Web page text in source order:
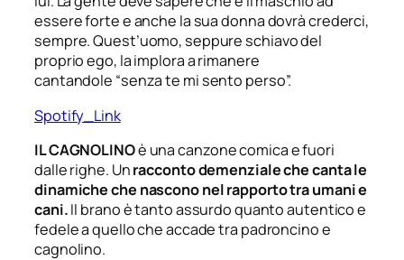
essere forte e anche la sua donna dovrà crederci,
sempre. Quest’uomo, seppure schiavo del
proprio ego, la implora a rimanere
cantandole “senza te mi sento perso”.
Spotify_Link
IL CAGNOLINOè una canzone comica e fuori
dalle righe. Unracconto demenziale che canta le
dinamiche che nascono nel rapporto tra umani e
cani.Il brano è tanto assurdo quanto autentico e
fedele a quello che accade tra padroncino e
cagnolino.